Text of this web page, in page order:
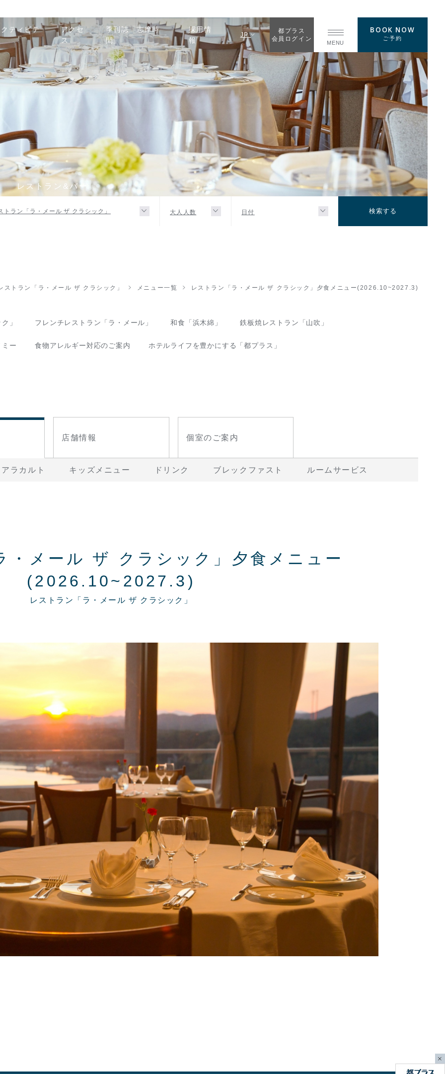
ティビテ
アクセ
ス
季刊誌「志摩時
間」
採用情
報
JP
都プラス
会員ログイン
MENU
BOOK NOW
ご予約
レストラン&バー
トラン「ラ・メール ザ クラシック」 大人人数 日付 検索する
ストラン「ラ・メール ザ クラシック」 メニュー一覧 レストラン「ラ・メール ザ クラシック」夕食メニュー(2026.10~2027.3)
」 フレンチレストラン「ラ・メール」 和食「浜木綿」 鉄板焼レストラン「山吹」
ー 食物アレルギー対応のご案内 ホテルライフを豊かにする「都プラス」
店舗情報 個室のご案内
アラカルト キッズメニュー ドリンク ブレックファスト ルームサービス
・メール ザ クラシック」夕食メニュー
(2026.10~2027.3)
レストラン「ラ・メール ザ クラシック」